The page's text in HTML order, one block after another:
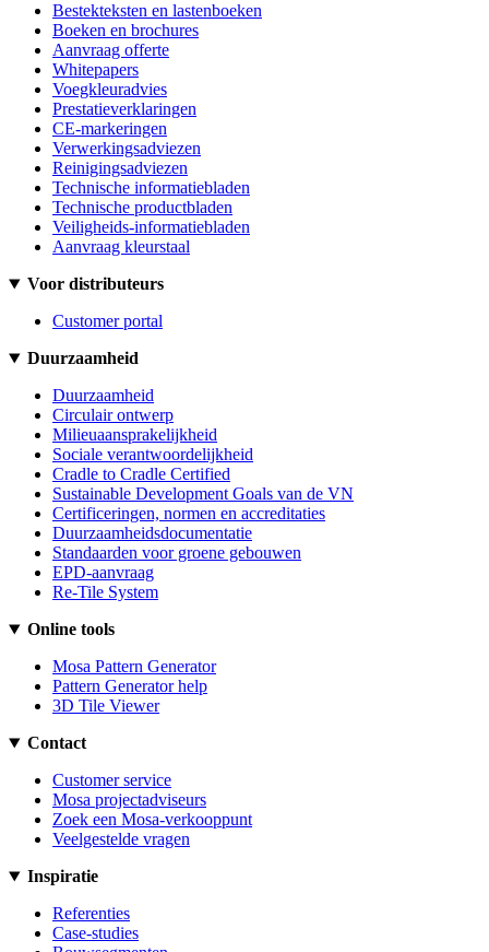
Bestekteksten en lastenboeken
Boeken en brochures
Aanvraag offerte
Whitepapers
Voegkleuradvies
Prestatieverklaringen
CE-markeringen
Verwerkingsadviezen
Reinigingsadviezen
Technische informatiebladen
Technische productbladen
Veiligheids-informatiebladen
Aanvraag kleurstaal
Voor distributeurs
Customer portal
Duurzaamheid
Duurzaamheid
Circulair ontwerp
Milieuaansprakelijkheid
Sociale verantwoordelijkheid
Cradle to Cradle Certified
Sustainable Development Goals van de VN
Certificeringen, normen en accreditaties
Duurzaamheidsdocumentatie
Standaarden voor groene gebouwen
EPD-aanvraag
Re-Tile System
Online tools
Mosa Pattern Generator
Pattern Generator help
3D Tile Viewer
Contact
Customer service
Mosa projectadviseurs
Zoek een Mosa-verkooppunt
Veelgestelde vragen
Inspiratie
Referenties
Case-studies